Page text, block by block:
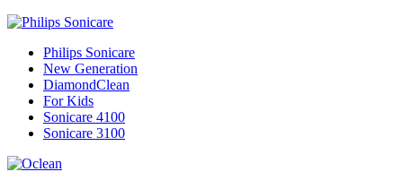
Philips Sonicare
New Generation
DiamondClean
For Kids
Sonicare 4100
Sonicare 3100